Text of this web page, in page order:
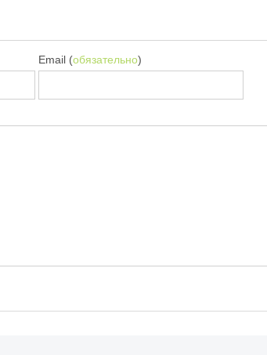
Email (обязательно)